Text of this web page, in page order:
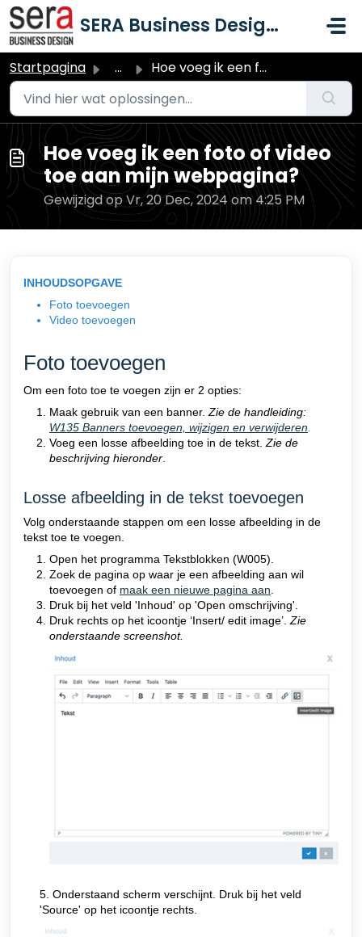
Doorgaan naar hoofdinhoud
SERA Business Design B.V.
Startpagina ... Hoe voeg ik een foto of video toe aan mijn webpagina?
Hoe voeg ik een foto of video
toe aan mijn webpagina?
Gewijzigd op Vr, 20 Dec, 2024 om 4:25 PM
INHOUDSOPGAVE
Foto toevoegen
Video toevoegen
Foto toevoegen
Om een foto toe te voegen zijn er 2 opties:
Maak gebruik van een banner. Zie de handleiding:
W135 Banners toevoegen, wijzigen en verwijderen
Voeg een losse afbeelding toe in de tekst. Zie de
beschrijving hieronder
Losse afbeelding in de tekst toevoegen
Volg onderstaande stappen om een losse afbeelding in de
tekst toe te voegen.
Open het programma Tekstblokken (W005).
Zoek de pagina op waar je een afbeelding aan wil
toevoegen of maak een nieuwe pagina aan
Druk bij het veld 'Inhoud' op 'Open omschrijving'.
Druk rechts op het icoontje ‘Insert/ edit image’. Zie
onderstaande screenshot.
5. Onderstaand scherm verschijnt. Druk bij het veld
'Source' op het icoontje rechts.